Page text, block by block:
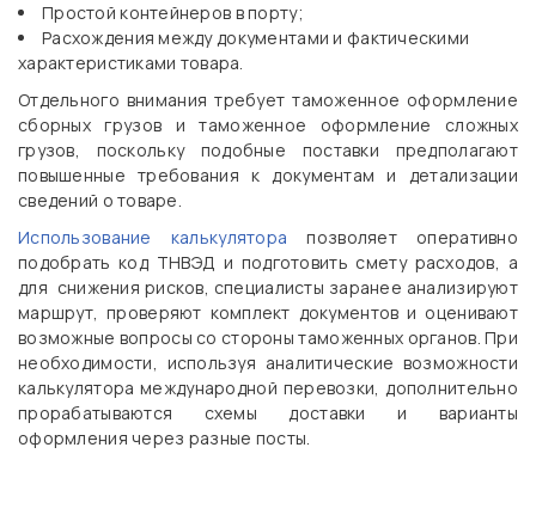
Простой контейнеров в порту;
Расхождения между документами и фактическими
характеристиками товара.
Отдельного внимания требует таможенное оформление
сборных грузов и таможенное оформление сложных
грузов, поскольку подобные поставки предполагают
повышенные требования к документам и детализации
сведений о товаре.
Использование калькулятора позволяет оперативно
подобрать код ТНВЭД и подготовить смету расходов, а
для снижения рисков, специалисты заранее анализируют
маршрут, проверяют комплект документов и оценивают
возможные вопросы со стороны таможенных органов. При
необходимости, используя аналитические возможности
калькулятора международной перевозки, дополнительно
прорабатываются схемы доставки и варианты
оформления через разные посты.